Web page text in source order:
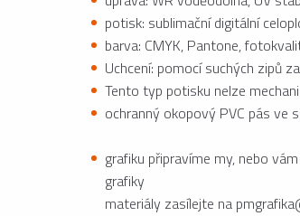
potisk: sublimační digitální
barva: CMYK, Pantone,
Uchcení: pomocí suchých zipů
Tento typ potisku nelze
ochranný okopový PVC pás ve
grafiku připravíme my, nebo
grafiky
materiály zasílejte na